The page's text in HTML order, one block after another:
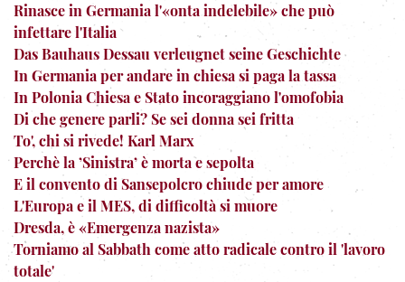
Rinasce in Germania l'«onta indelebile» che può
infettare l'Italia
Das Bauhaus Dessau verleugnet seine Geschichte
In Germania per andare in chiesa si paga la tassa
In Polonia Chiesa e Stato incoraggiano l'omofobia
Di che genere parli? Se sei donna sei fritta
To', chi si rivede! Karl Marx
Perchè la ’Sinistra’ è morta e sepolta
E il convento di Sansepolcro chiude per amore
L'Europa e il MES, di difficoltà si muore
Dresda, è «Emergenza nazista»
Torniamo al Sabbath come atto radicale contro il 'lavoro
totale'